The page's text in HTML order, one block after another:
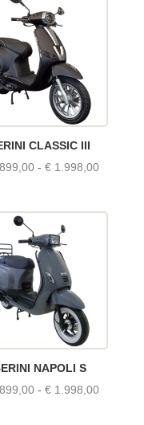
CLASSIC III
- €1.998,00
NAPOLI S
- €1.998,00